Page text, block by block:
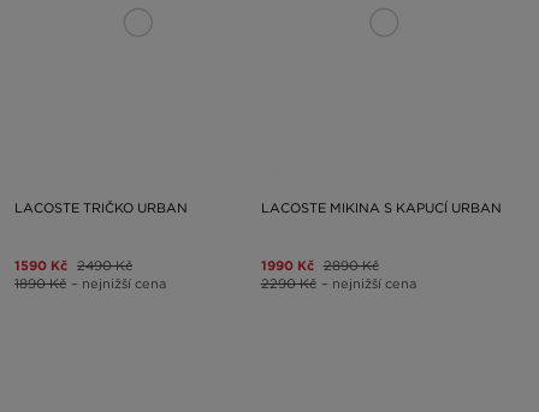
LACOSTE TRIČKO URBAN
1590 Kč 2490 Kč
1890 Kč – nejnižší cena
LACOSTE MIKINA S KAPUCÍ URBAN
1990 Kč 2890 Kč
2290 Kč – nejnižší cena